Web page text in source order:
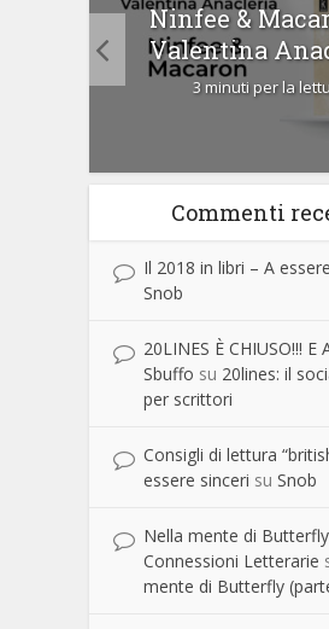
Ninfee &
Valentina
3 minuti per la
Commenti
Il 2018 in libri – A
Snob
20LINES È CHIUSO!!! E
Sbuffo su 20lines: il
per scrittori
Consigli di lettura
essere sinceri su Snob
Nella mente di
Connessioni Letterarie
mente di Butterfly